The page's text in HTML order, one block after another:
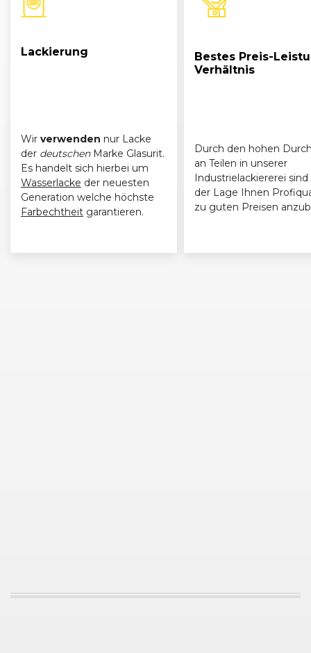
Lackierung
Wir verwenden nur Lacke
der deutschenMarke Glasurit.
Es handelt sich hierbei um
Wasserlacke der neuesten
Generation welche höchste
Farbechtheit garantieren.
Bestes Preis-
Verhältnis
Durch den hohen
an Teilen in unserer
Industrielackiererei sind
der Lage Ihnen
zu guten Preisen